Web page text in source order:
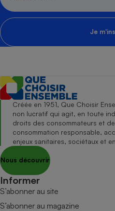
Je
Créée en 1951, Que Choisir
non lucratif qui agit, en toute
droits des consommateurs et
consommation responsable,
enjeux sanitaires, sociétaux et
Nous découvrir
Informer
S’abonner au site
S’abonner au magazine